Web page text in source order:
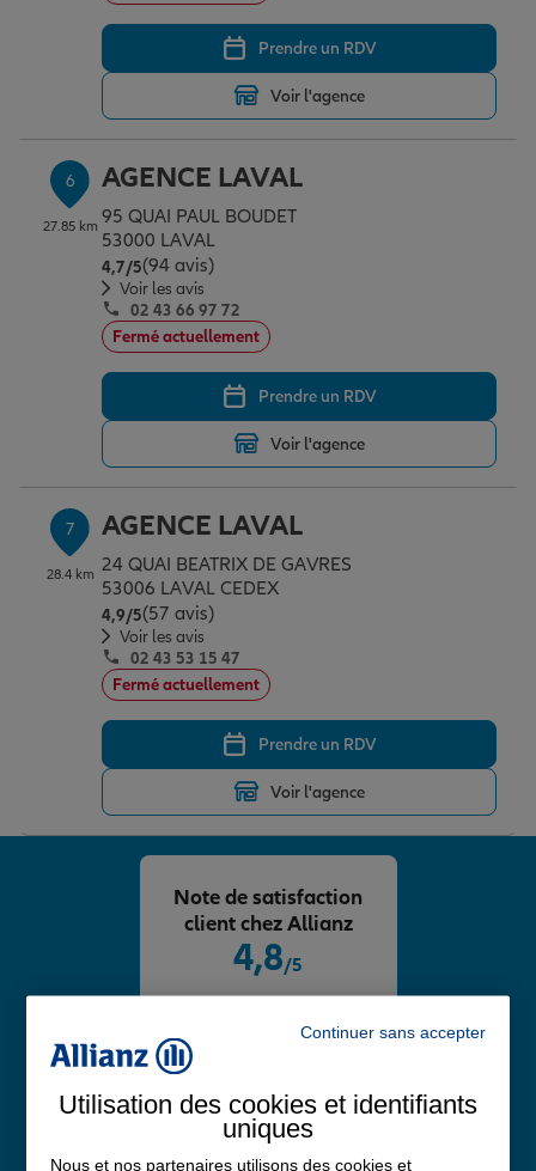
Prendre un RDV
Voir l'agence
6
27.85 km
AGENCE LAVAL
95 QUAI PAUL BOUDET
53000 LAVAL
4,7/5Note de 4.7 sur 5
(94 avis)
Voir les avis
02 43 66 97 72
Fermé actuellement
Prendre un RDV
Voir l'agence
7
28.4 km
AGENCE LAVAL
24 QUAI BEATRIX DE GAVRES
53006 LAVAL CEDEX
4,9/5Note de 4.9 sur 5
(57 avis)
Voir les avis
02 43 53 15 47
Fermé actuellement
Prendre un RDV
Voir l'agence
4,8/5
Note de satisfaction
client chez Allianz
Continuer sans accepter
Utilisation des cookies et identifiants
uniques
Nous et nos partenaires utilisons des cookies et